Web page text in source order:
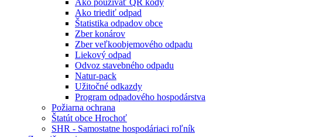
Ako používať QR kódy
Ako triediť odpad
Štatistika odpadov obce
Zber konárov
Zber veľkoobjemového odpadu
Liekový odpad
Odvoz stavebného odpadu
Natur-pack
Užitočné odkazdy
Program odpadového hospodárstva
Požiarna ochrana
Štatút obce Hrochoť
SHR - Samostatne hospodáriaci roľník